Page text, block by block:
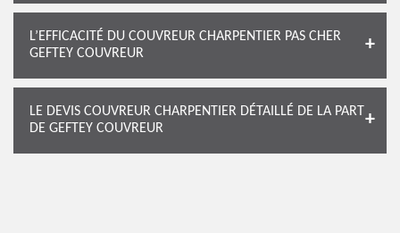
L’EFFICACITÉ DU COUVREUR CHARPENTIER PAS CHER
GEFTEY COUVREUR
LE DEVIS COUVREUR CHARPENTIER DÉTAILLÉ DE LA PART
DE GEFTEY COUVREUR